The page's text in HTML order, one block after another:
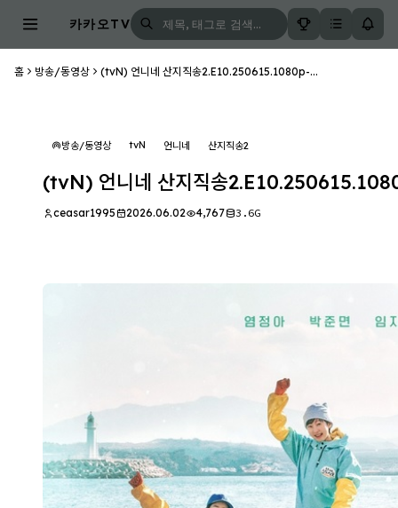
카카오TV
홈 방송/동영상 (tvN) 언니네 산지직송2.E10.250615.1080p-...
방송/동영상 tvN 언니네 산지직송2
(tvN) 언니네 산지직송
ceasar1995 2026.06.02 4,767 3.6G